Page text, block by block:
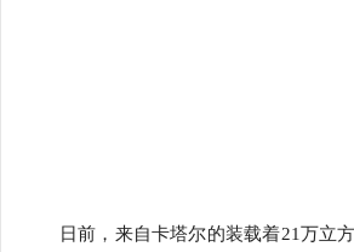
日前，来自卡塔尔的装载着21万立